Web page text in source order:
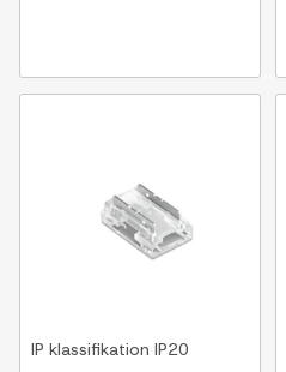
IP klassifikation IP20